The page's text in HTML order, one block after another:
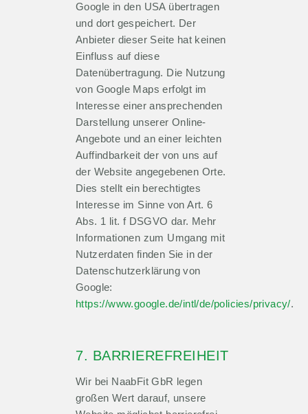
Google in den USA übertragen
und dort gespeichert. Der
Anbieter dieser Seite hat keinen
Einfluss auf diese
Datenübertragung. Die Nutzung
von Google Maps erfolgt im
Interesse einer ansprechenden
Darstellung unserer Online-
Angebote und an einer leichten
Auffindbarkeit der von uns auf
der Website angegebenen Orte.
Dies stellt ein berechtigtes
Interesse im Sinne von Art. 6
Abs. 1 lit. f DSGVO dar. Mehr
Informationen zum Umgang mit
Nutzerdaten finden Sie in der
Datenschutzerklärung von
Google:
https://www.google.de/intl/de/policies/privacy/.
7. BARRIEREFREIHEIT
Wir bei NaabFit GbR legen
großen Wert darauf, unsere